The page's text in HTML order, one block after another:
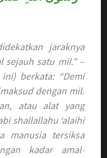
jaraknya
sejauh satu mil.” –
berkata: “Demi
dengan mil.
atau alat yang
shallallahu ‘alaihi
manusia tersiksa
kadar amal-